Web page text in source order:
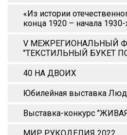
«Из истории
конца 1920 – начала 1930-
V МЕЖРЕГИОНАЛЬНЫЙ
"ТЕКСТИЛЬНЫЙ БУКЕТ
40 НА ДВОИХ
Юбилейная выставка
Выставка-конкурс